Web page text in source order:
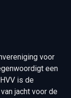
voor
een
is de
jacht voor de